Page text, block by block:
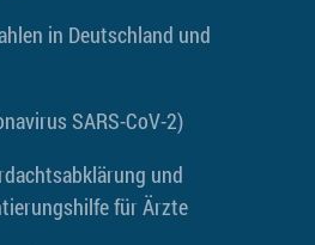
in Deutschland und
SARS-CoV-2)
und
für Ärzte